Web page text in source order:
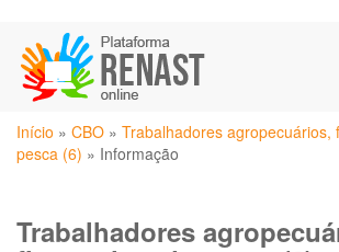
para
conteúdo
principal
Você
está
Início » CBO » Trabalhadores agropecuários,
pesca (6) » Informação
Trabalhadores